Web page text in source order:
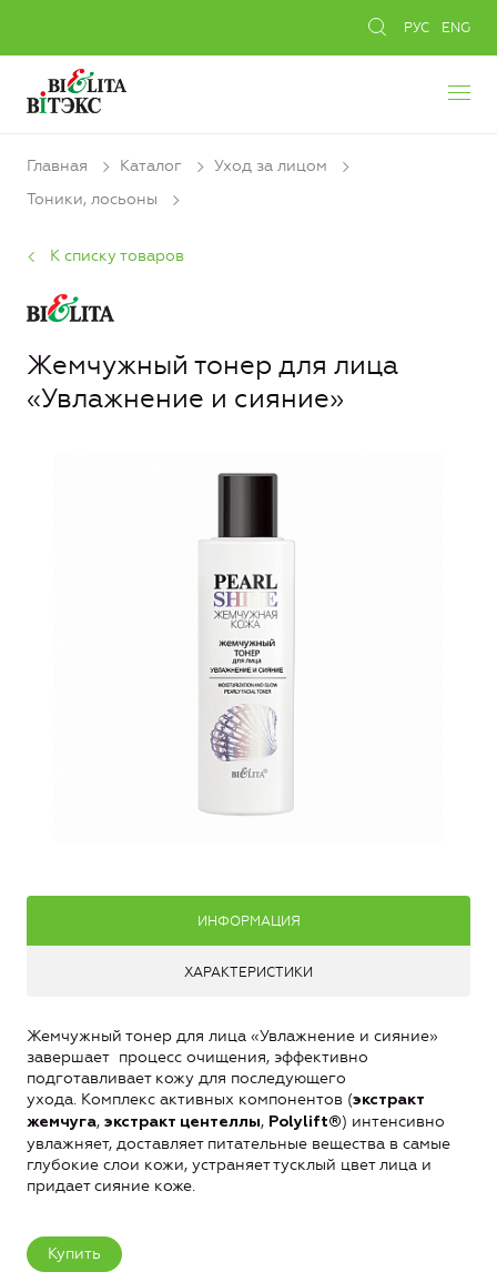
РУС ENG
Главная Каталог
Уход за лицом
Тоники, лосьоны
К списку товаров
Жемчужный тонер для лица
«Увлажнение и сияние»
ИНФОРМАЦИЯ
ХАРАКТЕРИСТИКИ
Жемчужный тонер для лица «Увлажнение и сияние»
завершает процесс очищения, эффективно
подготавливает кожу для последующего
ухода. Комплекс активных компонентов (экстракт
жемчуга, экстракт центеллы, Polylift®) интенсивно
увлажняет, доставляет питательные вещества в самые
глубокие слои кожи, устраняет тусклый цвет лица и
придает сияние коже.
Купить